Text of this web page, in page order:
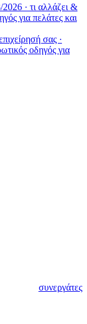
· τι αλλάζει &
για πελάτες και
σας ·
οδηγός για
συνεργάτες